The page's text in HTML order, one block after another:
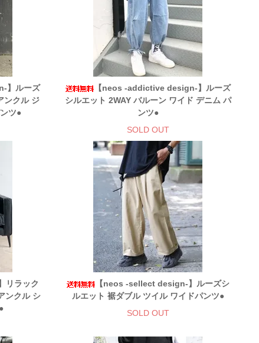
】ルーズ
ンクル ジ
ツ●
【neos -addictive design-】ルーズ
シルエット 2WAY バルーン ワイド デニム パ
ンツ●
SOLD OUT
リラック
ンクル シ
【neos -sellect design-】ルーズシ
ルエット 裾ダブル ツイル ワイドパンツ●
SOLD OUT